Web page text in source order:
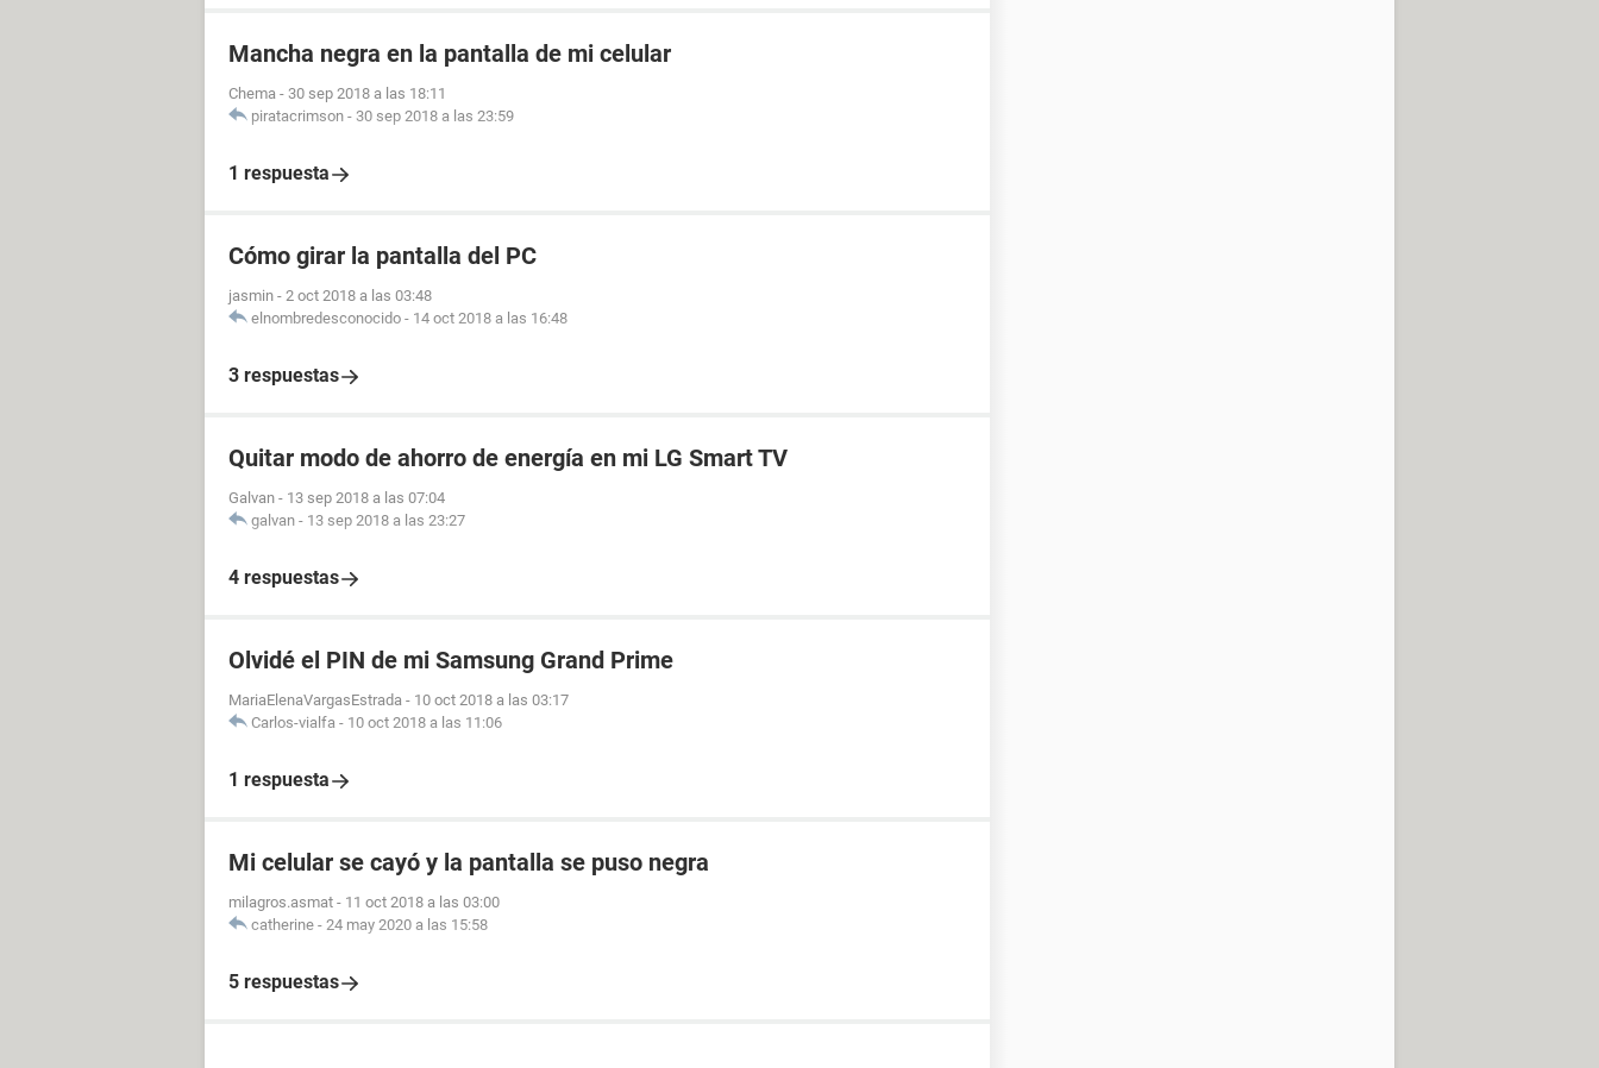
Mancha negra en la pantalla de mi celular
Chema - 30 sep 2018 a las 18:11
piratacrimson - 30 sep 2018 a las 23:59
1 respuesta
Cómo girar la pantalla del PC
jasmin - 2 oct 2018 a las 03:48
elnombredesconocido - 14 oct 2018 a las 16:48
3 respuestas
Quitar modo de ahorro de energía en mi LG Smart TV
Galvan - 13 sep 2018 a las 07:04
galvan - 13 sep 2018 a las 23:27
4 respuestas
Olvidé el PIN de mi Samsung Grand Prime
MariaElenaVargasEstrada - 10 oct 2018 a las 03:17
Carlos-vialfa - 10 oct 2018 a las 11:06
1 respuesta
Mi celular se cayó y la pantalla se puso negra
milagros.asmat - 11 oct 2018 a las 03:00
catherine - 24 may 2020 a las 15:58
5 respuestas